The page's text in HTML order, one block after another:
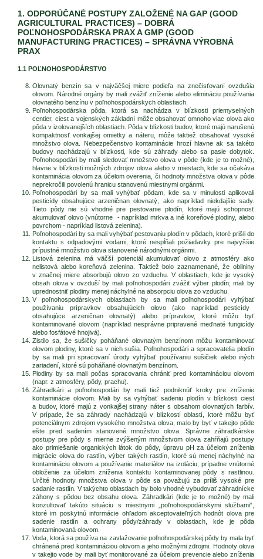
1. ODPORÚČANÉ POSTUPY ZALOŽENÉ NA GAP (GOOD
AGRICULTURAL PRACTICES) – DOBRÁ
POĽNOHOSPODÁRSKA PRAX A GMP (GOOD
MANUFACTURING PRACTICES) – SPRÁVNA VÝROBNÁ
PRAX
1.1 POĽNOHOSPODÁRSTVO
Olovnatý benzín sa v najväčšej miere podieľa na znečisťovaní ovzdušia
olovom. Národné orgány by mali zvážiť zníženie alebo elimináciu používania
olovnatého benzínu v poľnohospodárskych oblastiach.
Poľnohospodárska pôda, ktorá sa nachádza v blízkosti priemyselných
centier, ciest a vojenských základní môže obsahovať omnoho viac olova ako
pôda v izolovanejších oblastiach. Pôda v blízkosti budov, ktoré majú narušenú
kompaktnosť vonkajšej omietky a náteru, môže taktiež obsahovať vysoké
množstvo olova. Nebezpečenstvo kontaminácie hrozí hlavne ak sa takéto
budovy nachádzajú v blízkosti, kde sú záhrady alebo sa pasie dobytok.
Poľnohospodári by mali sledovať množstvo olova v pôde (kde je to možné),
hlavne v blízkosti možných zdrojov olova alebo v miestach, kde sa očakáva
kontaminácia olovom za účelom overenia, či hodnoty množstva olova v pôde
neprekročili povolenú hranicu stanovenú miestnymi orgánmi.
Poľnohospodári by sa mali vyhýbať pôdam, kde sa v minulosti aplikovali
pesticídy obsahujúce arzeničnan olovnatý, ako napríklad niekdajšie sady.
Tieto pôdy nie sú vhodné pre pestovanie plodín, ktoré majú schopnosť
akumulovať olovo (vnútorne - napríklad mrkva a iné koreňové plodiny, alebo
povrchom - napríklad listová zelenina).
Poľnohospodári by sa mali vyhýbať pestovaniu plodín v pôdach, ktoré prišli do
kontaktu s odpadovými vodami, ktoré nespĺňali požiadavky pre najvyššie
prípustné množstvo olova stanovené národnými orgánmi.
Listová zelenina má väčší potenciál akumulovať olovo z atmosféry ako
nelistová alebo koreňová zelenina. Taktiež bolo zaznamenané, že obilniny
v značnej miere absorbujú olovo zo vzduchu. V oblastiach, kde je vysoký
obsah olova v ovzduší by mali poľnohospodári zvážiť výber plodín; mali by
uprednostniť plodiny menej náchylné na absorpciu olova zo vzduchu.
V poľnohospodárskych oblastiach by sa mali poľnohospodári vyhýbať
používaniu prípravkov obsahujúcich olovo (ako napríklad pesticídy
obsahujúce arzeničnan olovnatý) alebo prípravkov, ktoré môžu byť
kontaminované olovom (napríklad nesprávne pripravené meďnaté fungicídy
alebo fosfátové hnojivá).
Zistilo sa, že sušičky poháňané olovnatým benzínom môžu kontaminovať
olovom plodiny, ktoré sa v nich sušia. Poľnohospodári a spracovatelia plodín
by sa mali pri spracovaní úrody vyhýbať používaniu sušičiek alebo iných
zariadení, ktoré sú poháňané olovnatým benzínom.
Plodiny by sa mali počas spracovania chrániť pred kontamináciou olovom
(napr. z atmosféry, pôdy, prachu).
Záhradkári a poľnohospodári by mali tiež podniknúť kroky pre zníženie
kontaminácie olovom. Mali by sa vyhýbať sadeniu plodín v blízkosti ciest
a budov, ktoré majú z vonkajšej strany náter s obsahom olovnatých farbív.
V prípade, že sa záhrady nachádzajú v blízkostí oblastí, ktoré môžu byť
potenciálnym zdrojom vysokého množstva olova, malo by byť v takejto pôde
ešte pred sadením stanovené množstvo olova. Správne záhradkárske
postupy pre pôdy s mierne zvýšeným množstvom olova zahŕňajú postupy
ako primiešanie organických látok do pôdy, úpravu pH za účelom zníženia
migrácie olova do rastlín, výber takých rastlín, ktoré sú menej náchylné na
kontamináciu olovom a používanie materiálov na izoláciu, prípadne vnútorné
obloženie za účelom zníženia kontaktu kontaminovanej pôdy s rastlinou.
Určité hodnoty množstva olova v pôde sa považujú za príliš vysoké pre
sadanie rastlín. V takýchto oblastiach by bolo vhodné vybudovať záhradnícke
záhony s pôdou bez obsahu olova. Záhradkári (kde je to možné) by mali
konzultovať takúto situáciu s miestnymi „poľnohospodárskymi službami“,
ktoré im poskytnú informácie ohľadom akceptovateľných hodnôt olova pre
sadenie rastlín a ochrany pôdy/záhrady v oblastiach, kde je pôda
kontaminovaná olovom.
Voda, ktorá sa používa na zavlažovanie poľnohospodárskej pôdy by mala byť
chránená pred kontamináciou olovom a jeho možnými zdrojmi. Hodnoty olova
v takejto vode by mali byť monitorované za účelom prevencie alebo zníženia